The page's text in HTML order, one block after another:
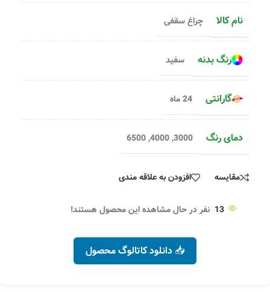
نام کالا چراغ سقفی
رنگ بدنه سفید
گارانتی 24 ماه
دمای رنگ 3000
,
4000
,
6500
مقایسه افزودن به علاقه مندی
13 نفر در حال مشاهده این محصول هستند!
📥 دانلود کاتالوگ محصول